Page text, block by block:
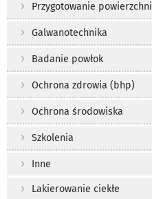
Przygotowanie powierzchni
Galwanotechnika
Badanie powłok
Ochrona zdrowia (bhp)
Ochrona środowiska
Szkolenia
Inne
Lakierowanie ciekłe